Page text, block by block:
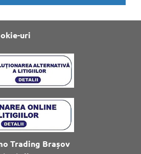
uri
Trading Brașov